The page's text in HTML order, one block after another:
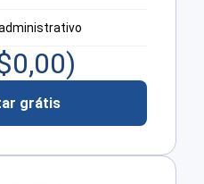
0,00)
grátis